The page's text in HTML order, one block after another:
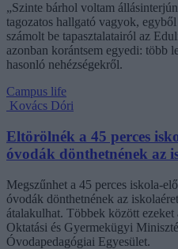
„Szinte bárhol voltam
tagozatos hallgató vagyok,
számolt be tapasztalatairól az
azonban korántsem egyedi: több
hasonló nehézségekről.
Campus life
Kovács Dóri
Eltörölnék a 45 perces
óvodák dönthetnének az
Megszűnhet a 45 perces iskola-
óvodák dönthetnének az
átalakulhat. Többek között ezeket
Oktatási és Gyermekügyi
Óvodapedagógiai Egyesület.